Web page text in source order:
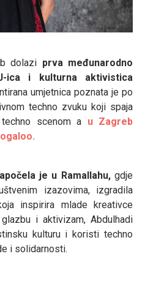
dolazi prva međunarodno
ica i kulturna aktivistica
umjetnica poznata je po
techno zvuku koji spaja
scenom a u Zagreb
je u Ramallahu, gdje
izazovima, izgradila
inspirira mlade kreativce
i aktivizam, Abdulhadi
kulturu i koristi techno
i solidarnosti.